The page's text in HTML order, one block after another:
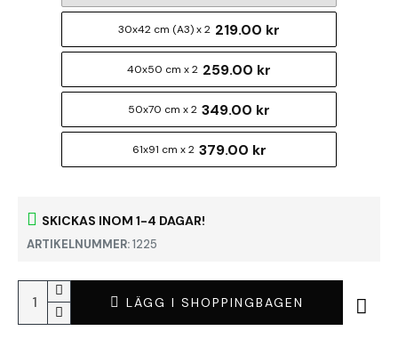
SKICKAS INOM 1-4 DAGAR!
ARTIKELNUMMER:1225
30x42 cm (A3) x 2 219.00 kr
40x50 cm x 2 259.00 kr
50x70 cm x 2 349.00 kr
61x91 cm x 2 379.00 kr
LÄGG I SHOPPINGBAGEN